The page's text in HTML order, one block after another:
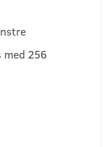
med 256